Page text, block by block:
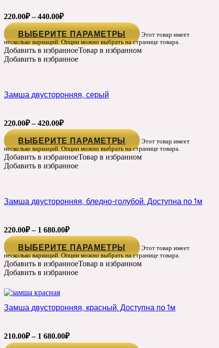
220.00₽–440.00₽
ВЫБЕРИТЕ ПАРАМЕТРЫ
Этот товар имеет
несколько вариаций. Опции можно выбрать на странице товара.
Добавить в избранноеТовар в избранном
Добавить в избранное
Замша двусторонняя, серый
220.00₽–420.00₽
ВЫБЕРИТЕ ПАРАМЕТРЫ
Этот товар имеет
несколько вариаций. Опции можно выбрать на странице товара.
Добавить в избранноеТовар в избранном
Добавить в избранное
Замша двусторонняя, бледно-голубой. Доступна по 1м
220.00₽– 1 680.00₽
ВЫБЕРИТЕ ПАРАМЕТРЫ
Этот товар имеет
несколько вариаций. Опции можно выбрать на странице товара.
Добавить в избранноеТовар в избранном
Добавить в избранное
Замша двусторонняя, красный. Доступна по 1м
210.00₽– 1 680.00₽